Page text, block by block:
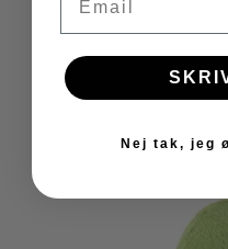
Nej tak, jeg